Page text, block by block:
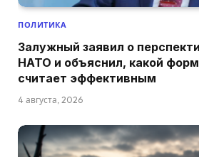
ПОЛИТИКА
Залужный заявил о
НАТО и объяснил, какой
считает эффективным
4 августа, 2026